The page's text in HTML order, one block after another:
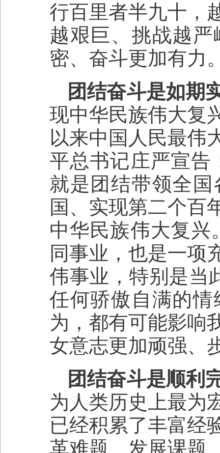
行百里者半九十，
越艰巨、挑战越
密、奋斗更加有力
团结奋斗是如期
现中华民族伟大复
以来中国人民最伟
平总书记庄严宣告
就是团结带领全
国、实现第二个百
中华民族伟大复兴
同事业，也是一项
伟事业，特别是当
任何骄傲自满的
为，都有可能影响
女意志更加顽强、
团结奋斗是顺利
为人类历史上最为
已经积累了丰富经
革难题、发展课题